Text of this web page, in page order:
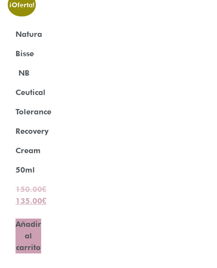
¡Oferta!
Natura
Bisse
NB
Ceutical
Tolerance
Recovery
Cream
50ml
150.00€
135.00€
Añadir
al
carrito